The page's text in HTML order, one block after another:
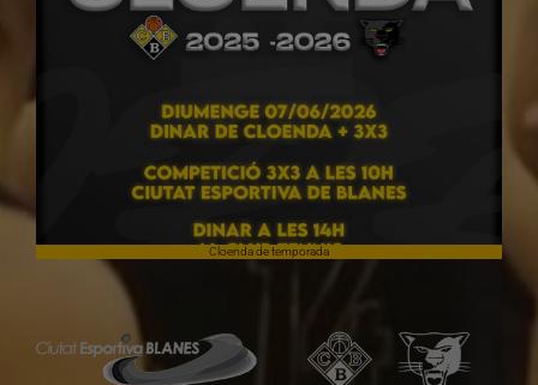
Cloenda de temporada